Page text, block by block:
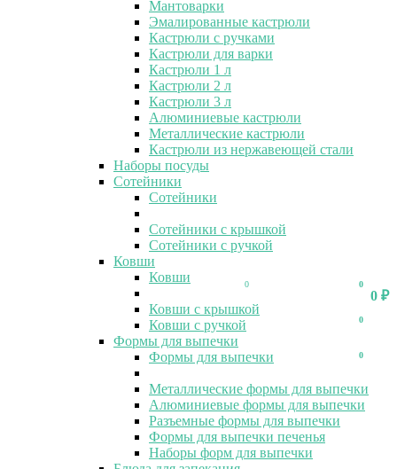
0
0 ₽
0
0
0
Мантоварки
Эмалированные кастрюли
Кастрюли с ручками
Кастрюли для варки
Кастрюли 1 л
Кастрюли 2 л
Кастрюли 3 л
Алюминиевые кастрюли
Металлические кастрюли
Кастрюли из нержавеющей стали
Наборы посуды
Сотейники
Сотейники
Сотейники с крышкой
Сотейники с ручкой
Ковши
Ковши
Ковши с крышкой
Ковши с ручкой
Формы для выпечки
Формы для выпечки
Металлические формы для выпечки
Алюминиевые формы для выпечки
Разъемные формы для выпечки
Формы для выпечки печенья
Наборы форм для выпечки